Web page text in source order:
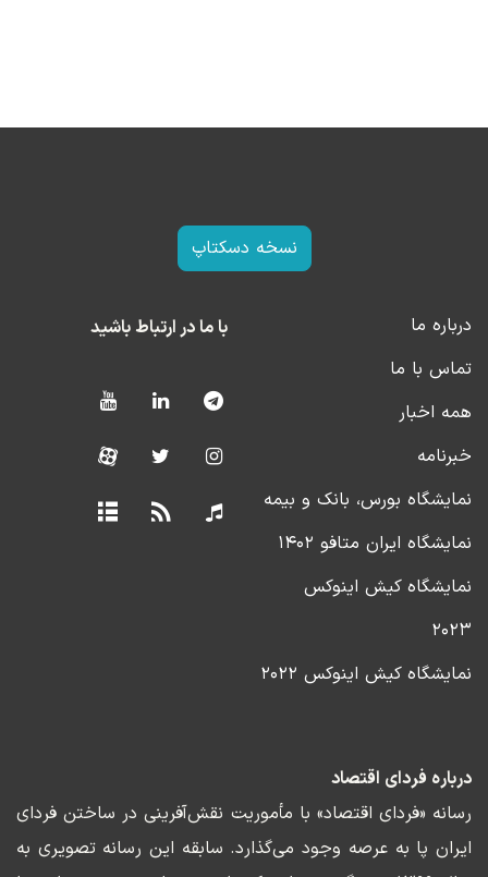
نسخه دسکتاپ
درباره ما
تماس با ما
همه اخبار
خبرنامه
نمایشگاه بورس، بانک و بیمه
نمایشگاه ایران متافو ۱۴۰۲
نمایشگاه کیش اینوکس
۲۰۲۳
نمایشگاه کیش اینوکس ۲۰۲۲
با ما در ارتباط باشید
درباره فردای اقتصاد
رسانه «فردای اقتصاد» با مأموریت نقش‌آفرینی در ساختن فردای
ایران پا به عرصه وجود می‌گذارد. سابقه این رسانه تصویری به